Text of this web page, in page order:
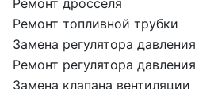
Ремонт топливной трубки
Замена регулятора давления
Ремонт регулятора давления
Замена клапана вентиляции